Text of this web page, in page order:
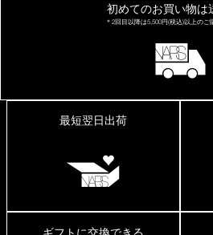
初めてのお買い物は
＊2回目以降は5,500円(税込)以上の ご
最短翌日出荷
ギフトに交換できる